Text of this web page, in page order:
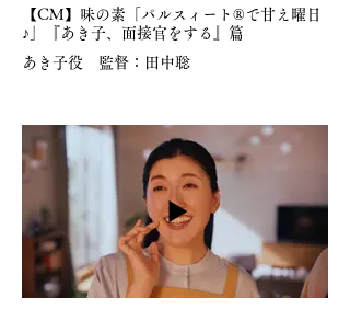
【CM】味の素「パルスィート®で甘え曜日
♪」『あき子、面接官をする』篇
あき子役 監督：田中聡